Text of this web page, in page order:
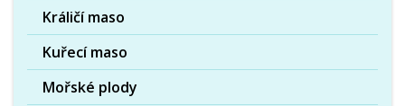
Králičí maso
Kuřecí maso
Mořské plody